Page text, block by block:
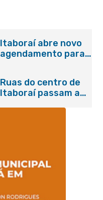
Itaboraí abre novo
agendamento para
Ruas do centro de
Itaboraí passam a